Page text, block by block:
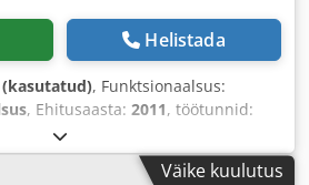
Helistada
, Funktsionaalsus:
, Ehitusaasta: 2011, töötunnid:
,
Väike kuulutus